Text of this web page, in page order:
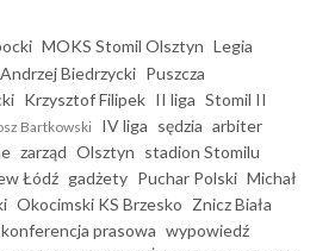
MOKS Stomil Olsztyn Legia
Andrzej Biedrzycki Puszcza
Krzysztof Filipek II liga Stomil II
Bartkowski IV liga sędzia arbiter
zarząd Olsztyn stadion Stomilu
Łódź gadżety Puchar Polski Michał
Okocimski KS Brzesko Znicz Biała
konferencja prasowa wypowiedź